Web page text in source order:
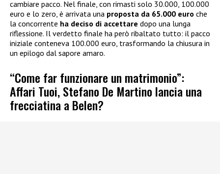
cambiare pacco. Nel finale, con rimasti solo 30.000, 100.000
euro e lo zero, è arrivata una proposta da 65.000 euro che
la concorrente ha deciso di accettare dopo una lunga
riflessione. Il verdetto finale ha però ribaltato tutto: il pacco
iniziale conteneva 100.000 euro, trasformando la chiusura in
un epilogo dal sapore amaro.
“Come far funzionare un matrimonio”:
Affari Tuoi, Stefano De Martino lancia una
frecciatina a Belen?